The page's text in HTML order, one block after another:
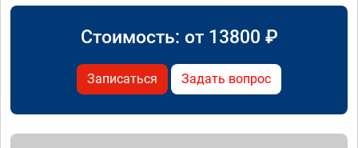
Стоимость: от 13800 ₽
Записаться Задать вопрос